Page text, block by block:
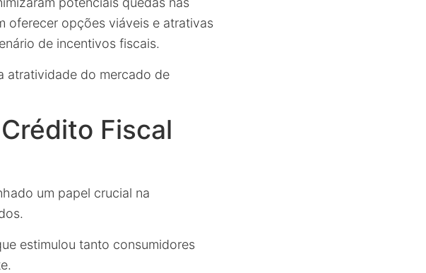
oferecer opções viáveis e atrativas
de incentivos fiscais.
atratividade do mercado de
Fiscal
um papel crucial na
estimulou tanto consumidores